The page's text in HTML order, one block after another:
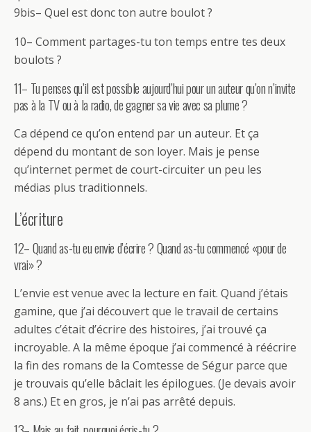
9bis– Quel est donc ton autre boulot ?
10– Comment partages-tu ton temps entre tes deux
boulots ?
11– Tu penses qu’il est possible aujourd’hui pour un auteur qu’on n’invite
pas à la TV ou à la radio, de gagner sa vie avec sa plume ?
Ca dépend ce qu’on entend par un auteur. Et ça
dépend du montant de son loyer. Mais je pense
qu’internet permet de court-circuiter un peu les
médias plus traditionnels.
L’écriture
12– Quand as-tu eu envie d’écrire ? Quand as-tu commencé «pour de
vrai» ?
L’envie est venue avec la lecture en fait. Quand j’étais
gamine, que j’ai découvert que le travail de certains
adultes c’était d’écrire des histoires, j’ai trouvé ça
incroyable. A la même époque j’ai commencé à réécrire
la fin des romans de la Comtesse de Ségur parce que
je trouvais qu’elle bâclait les épilogues. (Je devais avoir
8 ans.) Et en gros, je n’ai pas arrêté depuis.